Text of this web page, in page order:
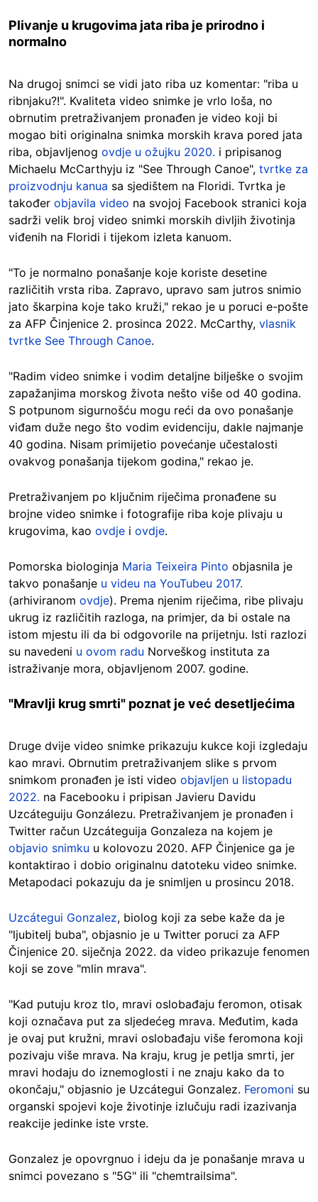
Plivanje u krugovima jata riba je prirodno i
normalno
Na drugoj snimci se vidi jato riba uz komentar: "riba u
ribnjaku?!". Kvaliteta video snimke je vrlo loša, no
obrnutim pretraživanjem pronađen je video koji bi
mogao biti originalna snimka morskih krava pored jata
riba, objavljenog ovdje u ožujku 2020. i pripisanog
Michaelu McCarthyju iz "See Through Canoe", tvrtke za
proizvodnju kanua sa sjedištem na Floridi. Tvrtka je
također objavila video na svojoj Facebook stranici koja
sadrži velik broj video snimki morskih divljih životinja
viđenih na Floridi i tijekom izleta kanuom.
"To je normalno ponašanje koje koriste desetine
različitih vrsta riba. Zapravo, upravo sam jutros snimio
jato škarpina koje tako kruži," rekao je u poruci e-pošte
za AFP Činjenice 2. prosinca 2022. McCarthy, vlasnik
tvrtke See Through Canoe.
"Radim video snimke i vodim detaljne bilješke o svojim
zapažanjima morskog života nešto više od 40 godina.
S potpunom sigurnošću mogu reći da ovo ponašanje
viđam duže nego što vodim evidenciju, dakle najmanje
40 godina. Nisam primijetio povećanje učestalosti
ovakvog ponašanja tijekom godina," rekao je.
Pretraživanjem po ključnim riječima pronađene su
brojne video snimke i fotografije riba koje plivaju u
krugovima, kao ovdje i ovdje.
Pomorska biologinja Maria Teixeira Pinto objasnila je
takvo ponašanje u videu na YouTubeu 2017.
(arhiviranom ovdje). Prema njenim riječima, ribe plivaju
ukrug iz različitih razloga, na primjer, da bi ostale na
istom mjestu ili da bi odgovorile na prijetnju. Isti razlozi
su navedeni u ovom radu Norveškog instituta za
istraživanje mora, objavljenom 2007. godine.
"Mravlji krug smrti" poznat je već desetljećima
Druge dvije video snimke prikazuju kukce koji izgledaju
kao mravi. Obrnutim pretraživanjem slike s prvom
snimkom pronađen je isti video objavljen u listopadu
2022. na Facebooku i pripisan Javieru Davidu
Uzcáteguiju Gonzálezu. Pretraživanjem je pronađen i
Twitter račun Uzcáteguija Gonzaleza na kojem je
objavio snimku u kolovozu 2020. AFP Činjenice ga je
kontaktirao i dobio originalnu datoteku video snimke.
Metapodaci pokazuju da je snimljen u prosincu 2018.
Uzcátegui Gonzalez, biolog koji za sebe kaže da je
"ljubitelj buba", objasnio je u Twitter poruci za AFP
Činjenice 20. siječnja 2022. da video prikazuje fenomen
koji se zove "mlin mrava".
"Kad putuju kroz tlo, mravi oslobađaju feromon, otisak
koji označava put za sljedećeg mrava. Međutim, kada
je ovaj put kružni, mravi oslobađaju više feromona koji
pozivaju više mrava. Na kraju, krug je petlja smrti, jer
mravi hodaju do iznemoglosti i ne znaju kako da to
okončaju," objasnio je Uzcátegui Gonzalez. Feromoni su
organski spojevi koje životinje izlučuju radi izazivanja
reakcije jedinke iste vrste.
Gonzalez je opovrgnuo i ideju da je ponašanje mrava u
snimci povezano s "5G" ili "chemtrailsima".